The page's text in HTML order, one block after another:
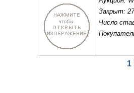
Закрыт:
Число
1